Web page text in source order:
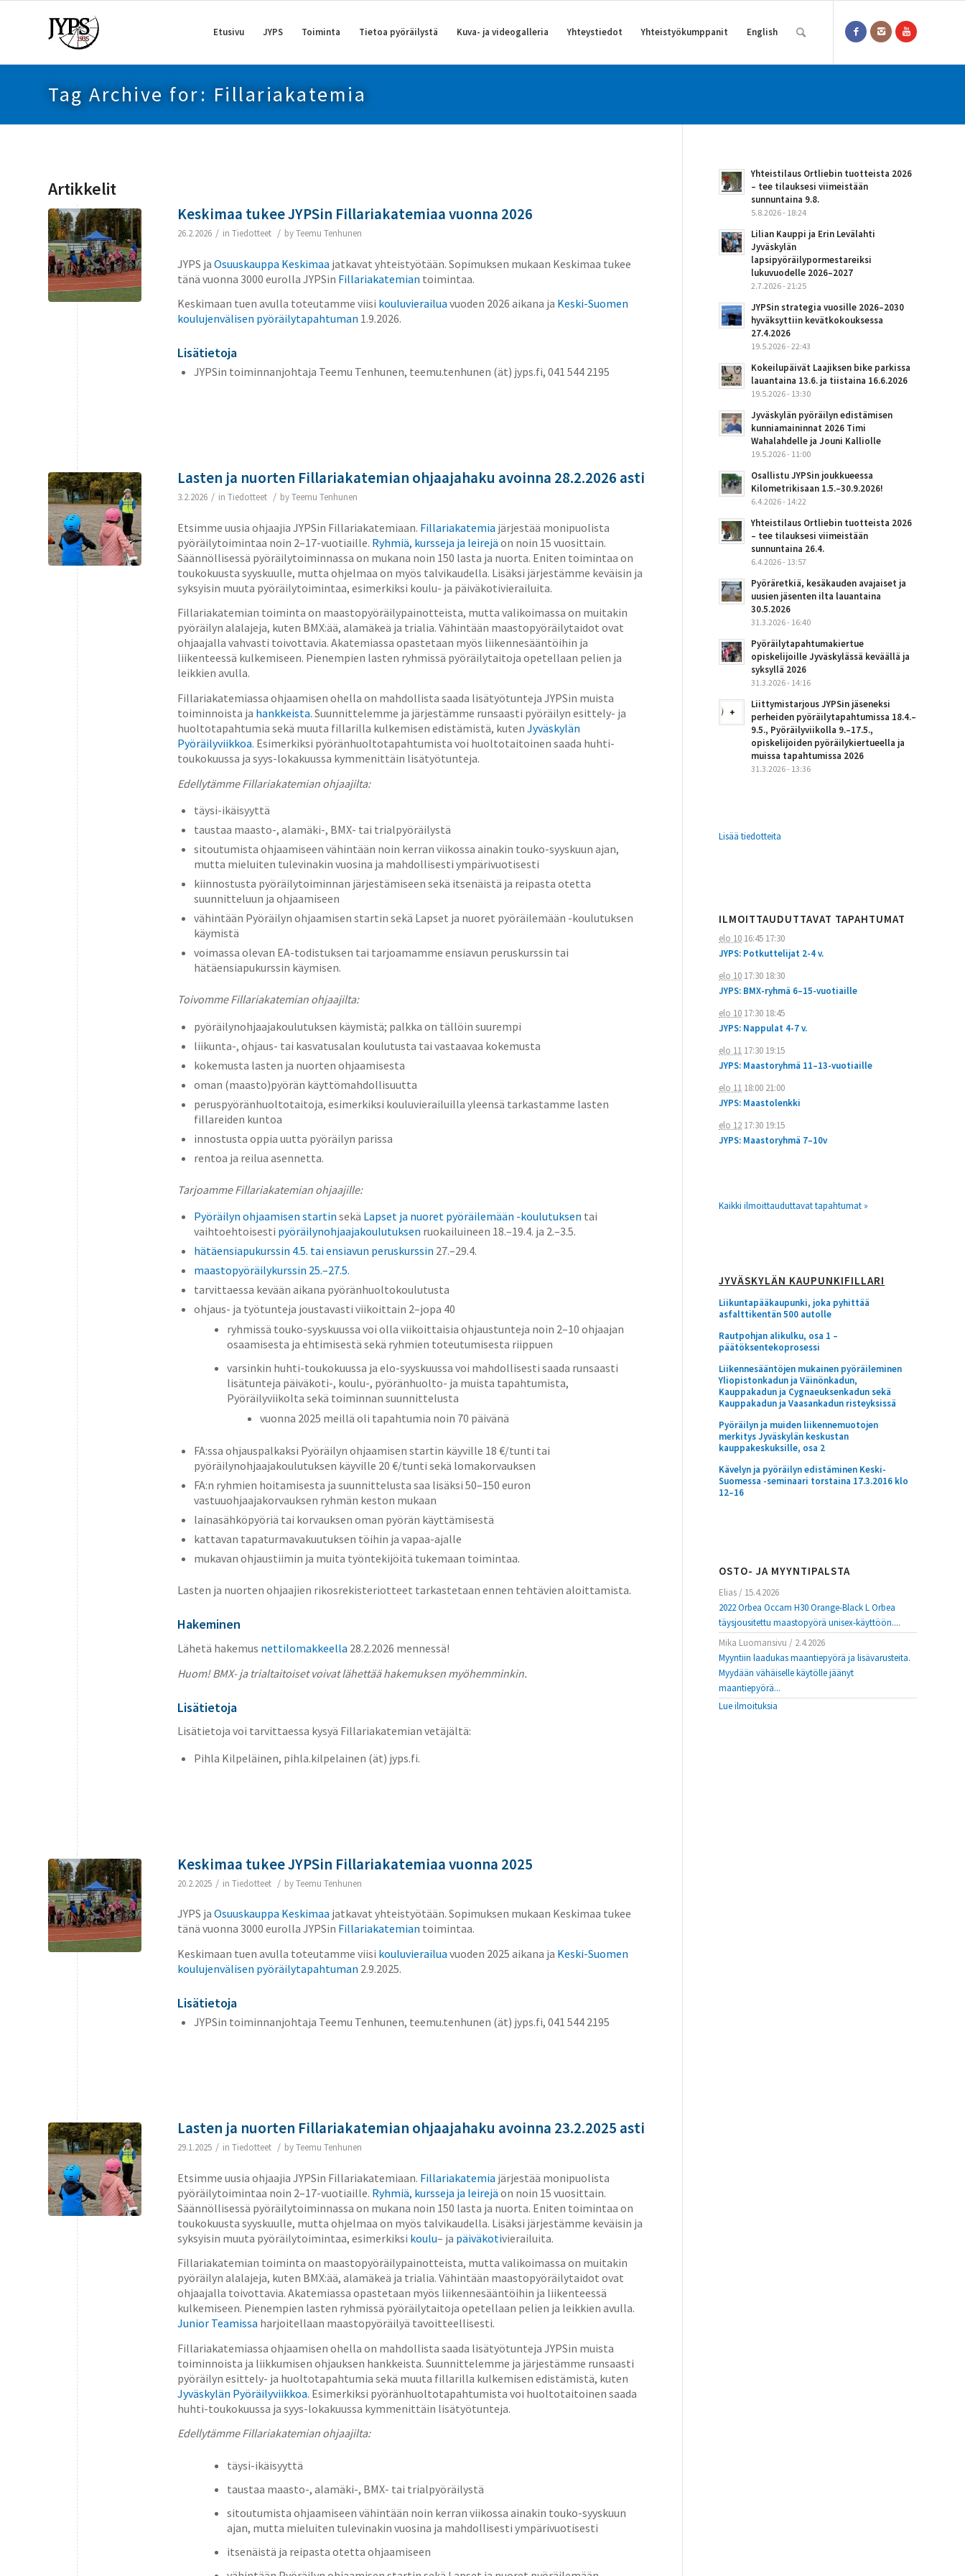
Etusivu JYPS Toiminta Tietoa pyöräilystä Kuva- ja videogalleria Yhteystiedot Yhteistyökumppanit English
Tag Archive for: Fillariakatemia
Artikkelit
Keskimaa tukee JYPSin Fillariakatemiaa vuonna 2026
26.2.2026 / in Tiedotteet / byTeemu Tenhunen
JYPS ja Osuuskauppa Keskimaa jatkavat yhteistyötään. Sopimuksen mukaan Keskimaa tukee
tänä vuonna 3000 eurolla JYPSin Fillariakatemian toimintaa.
Keskimaan tuen avulla toteutamme viisi kouluvierailua vuoden 2026 aikana ja Keski-Suomen
koulujenvälisen pyöräilytapahtuman 1.9.2026.
Lisätietoja
JYPSin toiminnanjohtaja Teemu Tenhunen, teemu.tenhunen (ät) jyps.fi, 041 544 2195
Lasten ja nuorten Fillariakatemian ohjaajahaku avoinna 28.2.2026 asti
3.2.2026 / in Tiedotteet / byTeemu Tenhunen
Etsimme uusia ohjaajia JYPSin Fillariakatemiaan. Fillariakatemia järjestää monipuolista
pyöräilytoimintaa noin 2–17-vuotiaille. Ryhmiä, kursseja ja leirejä on noin 15 vuosittain.
Säännöllisessä pyöräilytoiminnassa on mukana noin 150 lasta ja nuorta. Eniten toimintaa on
toukokuusta syyskuulle, mutta ohjelmaa on myös talvikaudella. Lisäksi järjestämme keväisin ja
syksyisin muuta pyöräilytoimintaa, esimerkiksi koulu- ja päiväkotivierailuita.
Fillariakatemian toiminta on maastopyöräilypainotteista, mutta valikoimassa on muitakin
pyöräilyn alalajeja, kuten BMX:ää, alamäkeä ja trialia. Vähintään maastopyöräilytaidot ovat
ohjaajalla vahvasti toivottavia. Akatemiassa opastetaan myös liikennesääntöihin ja
liikenteessä kulkemiseen. Pienempien lasten ryhmissä pyöräilytaitoja opetellaan pelien ja
leikkien avulla.
Fillariakatemiassa ohjaamisen ohella on mahdollista saada lisätyötunteja JYPSin muista
toiminnoista ja hankkeista. Suunnittelemme ja järjestämme runsaasti pyöräilyn esittely- ja
huoltotapahtumia sekä muuta fillarilla kulkemisen edistämistä, kuten Jyväskylän
Pyöräilyviikkoa. Esimerkiksi pyöränhuoltotapahtumista voi huoltotaitoinen saada huhti-
toukokuussa ja syys-lokakuussa kymmenittäin lisätyötunteja.
Edellytämme Fillariakatemian ohjaajilta:
täysi-ikäisyyttä
taustaa maasto-, alamäki-, BMX- tai trialpyöräilystä
sitoutumista ohjaamiseen vähintään noin kerran viikossa ainakin touko-syyskuun ajan,
mutta mieluiten tulevinakin vuosina ja mahdollisesti ympärivuotisesti
kiinnostusta pyöräilytoiminnan järjestämiseen sekä itsenäistä ja reipasta otetta
suunnitteluun ja ohjaamiseen
vähintään Pyöräilyn ohjaamisen startin sekä Lapset ja nuoret pyöräilemään -koulutuksen
käymistä
voimassa olevan EA-todistuksen tai tarjoamamme ensiavun peruskurssin tai
hätäensiapukurssin käymisen.
Toivomme Fillariakatemian ohjaajilta:
pyöräilynohjaajakoulutuksen käymistä; palkka on tällöin suurempi
liikunta-, ohjaus- tai kasvatusalan koulutusta tai vastaavaa kokemusta
kokemusta lasten ja nuorten ohjaamisesta
oman (maasto)pyörän käyttömahdollisuutta
peruspyöränhuoltotaitoja, esimerkiksi kouluvierailuilla yleensä tarkastamme lasten
fillareiden kuntoa
innostusta oppia uutta pyöräilyn parissa
rentoa ja reilua asennetta.
Tarjoamme Fillariakatemian ohjaajille:
Pyöräilyn ohjaamisen startin sekä Lapset ja nuoret pyöräilemään -koulutuksen tai
vaihtoehtoisesti pyöräilynohjaajakoulutuksen ruokailuineen 18.–19.4. ja 2.–3.5.
hätäensiapukurssin 4.5. tai ensiavun peruskurssin 27.–29.4.
maastopyöräilykurssin 25.–27.5.
tarvittaessa kevään aikana pyöränhuoltokoulutusta
ohjaus- ja työtunteja joustavasti viikoittain 2–jopa 40
ryhmissä touko-syyskuussa voi olla viikoittaisia ohjaustunteja noin 2–10 ohjaajan
osaamisesta ja ehtimisestä sekä ryhmien toteutumisesta riippuen
varsinkin huhti-toukokuussa ja elo-syyskuussa voi mahdollisesti saada runsaasti
lisätunteja päiväkoti-, koulu-, pyöränhuolto- ja muista tapahtumista,
Pyöräilyviikolta sekä toiminnan suunnittelusta
vuonna 2025 meillä oli tapahtumia noin 70 päivänä
FA:ssa ohjauspalkaksi Pyöräilyn ohjaamisen startin käyville 18 €/tunti tai
pyöräilynohjaajakoulutuksen käyville 20 €/tunti sekä lomakorvauksen
FA:n ryhmien hoitamisesta ja suunnittelusta saa lisäksi 50–150 euron
vastuuohjaajakorvauksen ryhmän keston mukaan
lainasähköpyöriä tai korvauksen oman pyörän käyttämisestä
kattavan tapaturmavakuutuksen töihin ja vapaa-ajalle
mukavan ohjaustiimin ja muita työntekijöitä tukemaan toimintaa.
Lasten ja nuorten ohjaajien rikosrekisteriotteet tarkastetaan ennen tehtävien aloittamista.
Hakeminen
Lähetä hakemus nettilomakkeella 28.2.2026 mennessä!
Huom! BMX- ja trialtaitoiset voivat lähettää hakemuksen myöhemminkin.
Lisätietoja
Lisätietoja voi tarvittaessa kysyä Fillariakatemian vetäjältä:
Pihla Kilpeläinen, pihla.kilpelainen (ät) jyps.fi.
Keskimaa tukee JYPSin Fillariakatemiaa vuonna 2025
20.2.2025 / in Tiedotteet / byTeemu Tenhunen
JYPS ja Osuuskauppa Keskimaa jatkavat yhteistyötään. Sopimuksen mukaan Keskimaa tukee
tänä vuonna 3000 eurolla JYPSin Fillariakatemian toimintaa.
Keskimaan tuen avulla toteutamme viisi kouluvierailua vuoden 2025 aikana ja Keski-Suomen
koulujenvälisen pyöräilytapahtuman 2.9.2025.
Lisätietoja
JYPSin toiminnanjohtaja Teemu Tenhunen, teemu.tenhunen (ät) jyps.fi, 041 544 2195
Lasten ja nuorten Fillariakatemian ohjaajahaku avoinna 23.2.2025 asti
29.1.2025 / in Tiedotteet / byTeemu Tenhunen
Etsimme uusia ohjaajia JYPSin Fillariakatemiaan. Fillariakatemia järjestää monipuolista
pyöräilytoimintaa noin 2–17-vuotiaille. Ryhmiä, kursseja ja leirejä on noin 15 vuosittain.
Säännöllisessä pyöräilytoiminnassa on mukana noin 150 lasta ja nuorta. Eniten toimintaa on
toukokuusta syyskuulle, mutta ohjelmaa on myös talvikaudella. Lisäksi järjestämme keväisin ja
syksyisin muuta pyöräilytoimintaa, esimerkiksi koulu– ja päiväkotivierailuita.
Fillariakatemian toiminta on maastopyöräilypainotteista, mutta valikoimassa on muitakin
pyöräilyn alalajeja, kuten BMX:ää, alamäkeä ja trialia. Vähintään maastopyöräilytaidot ovat
ohjaajalla toivottavia. Akatemiassa opastetaan myös liikennesääntöihin ja liikenteessä
kulkemiseen. Pienempien lasten ryhmissä pyöräilytaitoja opetellaan pelien ja leikkien avulla.
Junior Teamissa harjoitellaan maastopyöräilyä tavoitteellisesti.
Fillariakatemiassa ohjaamisen ohella on mahdollista saada lisätyötunteja JYPSin muista
toiminnoista ja liikkumisen ohjauksen hankkeista. Suunnittelemme ja järjestämme runsaasti
pyöräilyn esittely- ja huoltotapahtumia sekä muuta fillarilla kulkemisen edistämistä, kuten
Jyväskylän Pyöräilyviikkoa. Esimerkiksi pyöränhuoltotapahtumista voi huoltotaitoinen saada
huhti-toukokuussa ja syys-lokakuussa kymmenittäin lisätyötunteja.
Edellytämme Fillariakatemian ohjaajilta:
täysi-ikäisyyttä
taustaa maasto-, alamäki-, BMX- tai trialpyöräilystä
sitoutumista ohjaamiseen vähintään noin kerran viikossa ainakin touko-syyskuun
ajan, mutta mieluiten tulevinakin vuosina ja mahdollisesti ympärivuotisesti
itsenäistä ja reipasta otetta ohjaamiseen
Yhteistilaus Ortliebin tuotteista 2026
– tee tilauksesi viimeistään
sunnuntaina 9.8.
5.8.2026 - 18:24
Lilian Kauppi ja Erin Levälahti
Jyväskylän
lapsipyöräilypormestareiksi
lukuvuodelle 2026–2027
2.7.2026 - 21:25
JYPSin strategia vuosille 2026–2030
hyväksyttiin kevätkokouksessa
27.4.2026
19.5.2026 - 22:43
Kokeilupäivät Laajiksen bike parkissa
lauantaina 13.6. ja tiistaina 16.6.2026
19.5.2026 - 13:30
Jyväskylän pyöräilyn edistämisen
kunniamaininnat 2026 Timi
Wahalahdelle ja Jouni Kalliolle
19.5.2026 - 11:00
Osallistu JYPSin joukkueessa
Kilometrikisaan 1.5.–30.9.2026!
6.4.2026 - 14:22
Yhteistilaus Ortliebin tuotteista 2026
– tee tilauksesi viimeistään
sunnuntaina 26.4.
6.4.2026 - 13:57
Pyöräretkiä, kesäkauden avajaiset ja
uusien jäsenten ilta lauantaina
30.5.2026
31.3.2026 - 16:40
Pyöräilytapahtumakiertue
opiskelijoille Jyväskylässä keväällä ja
syksyllä 2026
31.3.2026 - 14:16
Liittymistarjous JYPSin jäseneksi
perheiden pyöräilytapahtumissa 18.4.–
9.5., Pyöräilyviikolla 9.–17.5.,
opiskelijoiden pyöräilykiertueella ja
muissa tapahtumissa 2026
31.3.2026 - 13:36
Lisää tiedotteita
ILMOITTAUDUTTAVAT TAPAHTUMAT
elo 10 16:45 17:30
JYPS: Potkuttelijat 2-4 v.
elo 10 17:30 18:30
JYPS: BMX-ryhmä 6–15-vuotiaille
elo 10 17:30 18:45
JYPS: Nappulat 4-7 v.
elo 11 17:30 19:15
JYPS: Maastoryhmä 11–13-vuotiaille
elo 11 18:00 21:00
JYPS: Maastolenkki
elo 12 17:30 19:15
JYPS: Maastoryhmä 7–10v
Kaikki ilmoittauduttavat tapahtumat »
JYVÄSKYLÄN KAUPUNKIFILLARI
Liikuntapääkaupunki, joka pyhittää
asfalttikentän 500 autolle
Rautpohjan alikulku, osa 1 –
päätöksentekoprosessi
Liikennesääntöjen mukainen pyöräileminen
Yliopistonkadun ja Väinönkadun,
Kauppakadun ja Cygnaeuksenkadun sekä
Kauppakadun ja Vaasankadun risteyksissä
Pyöräilyn ja muiden liikennemuotojen
merkitys Jyväskylän keskustan
kauppakeskuksille, osa 2
Kävelyn ja pyöräilyn edistäminen Keski-
Suomessa -seminaari torstaina 17.3.2016 klo
12–16
OSTO- JA MYYNTIPALSTA
Elias / 15.4.2026
2022 Orbea Occam H30 Orange-Black L Orbea
täysjousitettu maastopyörä unisex-käyttöön....
Mika Luomansivu / 2.4.2026
Myyntiin laadukas maantiepyörä ja lisävarusteita.
Myydään vähäiselle käytölle jäänyt
maantiepyörä...
Lue ilmoituksia